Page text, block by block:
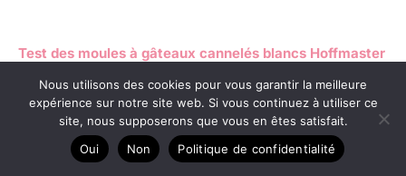
Test des moules à gâteaux cannelés blancs Hoffmaster
610031
Copyright © 2026 Maman les ptits gâteaux
Nous utilisons des cookies pour vous garantir la meilleure
expérience sur notre site web. Si vous continuez à utiliser ce
site, nous supposerons que vous en êtes satisfait.
Oui
Non Politique de confidentialité